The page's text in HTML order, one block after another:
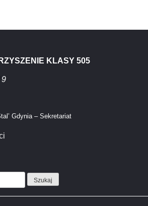
KLASY 505
9
Gdynia – Sekretariat